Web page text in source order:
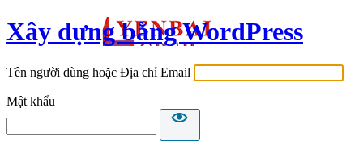
Xây dựng bằng WordPress
Tên người dùng hoặc Địa chỉ Email
Mật khẩu